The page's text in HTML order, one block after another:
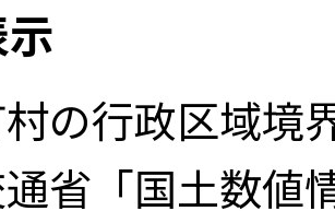
の行政区域境
省「国土数値